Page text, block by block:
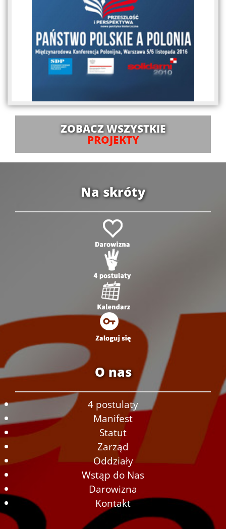
ZOBACZ WSZYSTKIE
PROJEKTY
Na skróty
O nas
4 postulaty
Manifest
Statut
Zarząd
Oddziały
Wstąp do Nas
Darowizna
Kontakt